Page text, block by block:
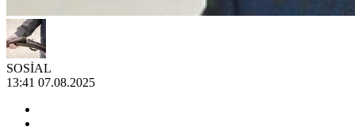
SOSİAL
13:41 07.08.2025